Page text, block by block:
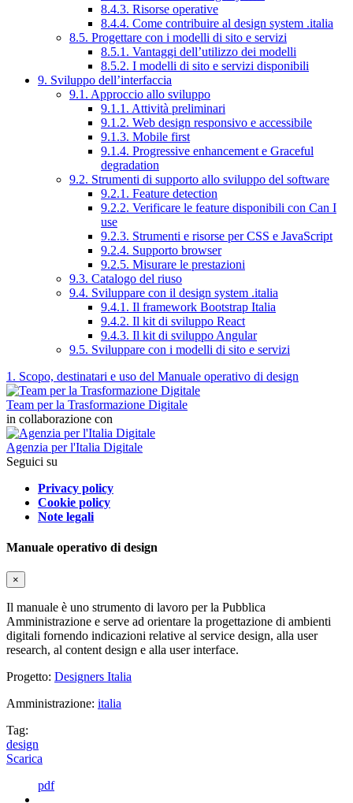
8.4.3. Risorse operative
8.4.4. Come contribuire al design system .italia
8.5. Progettare con i modelli di sito e servizi
8.5.1. Vantaggi dell’utilizzo dei modelli
8.5.2. I modelli di sito e servizi disponibili
9. Sviluppo dell’interfaccia
9.1. Approccio allo sviluppo
9.1.1. Attività preliminari
9.1.2. Web design responsivo e accessibile
9.1.3. Mobile first
9.1.4. Progressive enhancement e Graceful
degradation
9.2. Strumenti di supporto allo sviluppo del software
9.2.1. Feature detection
9.2.2. Verificare le feature disponibili con Can I
use
9.2.3. Strumenti e risorse per CSS e JavaScript
9.2.4. Supporto browser
9.2.5. Misurare le prestazioni
9.3. Catalogo del riuso
9.4. Sviluppare con il design system .italia
9.4.1. Il framework Bootstrap Italia
9.4.2. Il kit di sviluppo React
9.4.3. Il kit di sviluppo Angular
9.5. Sviluppare con i modelli di sito e servizi
1. Scopo, destinatari e uso del Manuale operativo di design
Team per la Trasformazione Digitale
in collaborazione con
Agenzia per l'Italia Digitale
Seguici su
Privacy policy
Cookie policy
Note legali
Manuale operativo di design
×
Il manuale è uno strumento di lavoro per la Pubblica
Amministrazione e serve ad orientare la progettazione di ambienti
digitali fornendo indicazioni relative al service design, alla user
research, al content design e alla user interface.
Progetto: Designers Italia
Amministrazione: italia
Tag:
design
Scarica
pdf